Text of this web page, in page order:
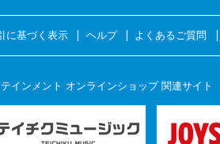
に基づく表示 ヘルプ よくあるご質問
インメント オンラインショップ 関連サイト